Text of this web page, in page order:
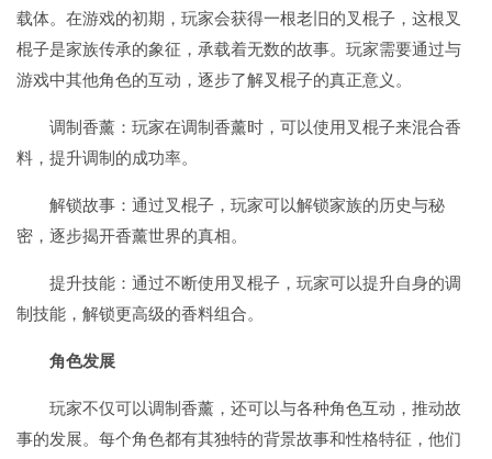
载体。在游戏的初期，玩家会获得一根老旧的叉棍子，这根叉
棍子是家族传承的象征，承载着无数的故事。玩家需要通过与
游戏中其他角色的互动，逐步了解叉棍子的真正意义。
调制香薰：玩家在调制香薰时，可以使用叉棍子来混合香
料，提升调制的成功率。
解锁故事：通过叉棍子，玩家可以解锁家族的历史与秘
密，逐步揭开香薰世界的真相。
提升技能：通过不断使用叉棍子，玩家可以提升自身的调
制技能，解锁更高级的香料组合。
角色发展
玩家不仅可以调制香薰，还可以与各种角色互动，推动故
事的发展。每个角色都有其独特的背景故事和性格特征，他们